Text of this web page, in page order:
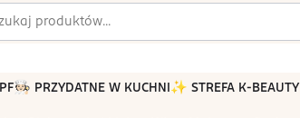
🧑🏻‍🍳 PRZYDATNE W KUCHNI ✨ STREFA K-BEAUTY